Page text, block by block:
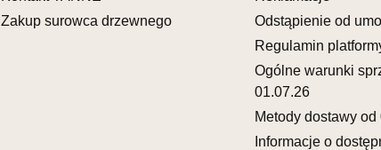
SALON
Adres e-
Godziny
Zakup surowca drzewnego
Odstąpienie od
Regulamin
Ogólne warunki
01.07.26
Metody dostawy od
Informacje o